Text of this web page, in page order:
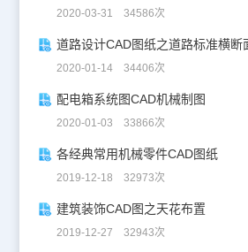
2020-03-31 34586次
2020-01-14 34406次
配电箱系统图CAD机械制图
2020-01-03 33866次
各经典常用机械零件CAD图纸
2019-12-18 32973次
建筑装饰CAD图之天花布置
2019-12-27 32943次